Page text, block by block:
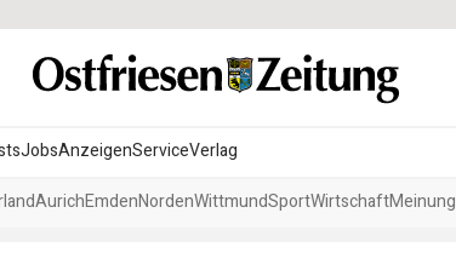
JobsAnzeigenServiceVerlag
AurichEmdenNordenWittmundSportWirtschaftMeinung